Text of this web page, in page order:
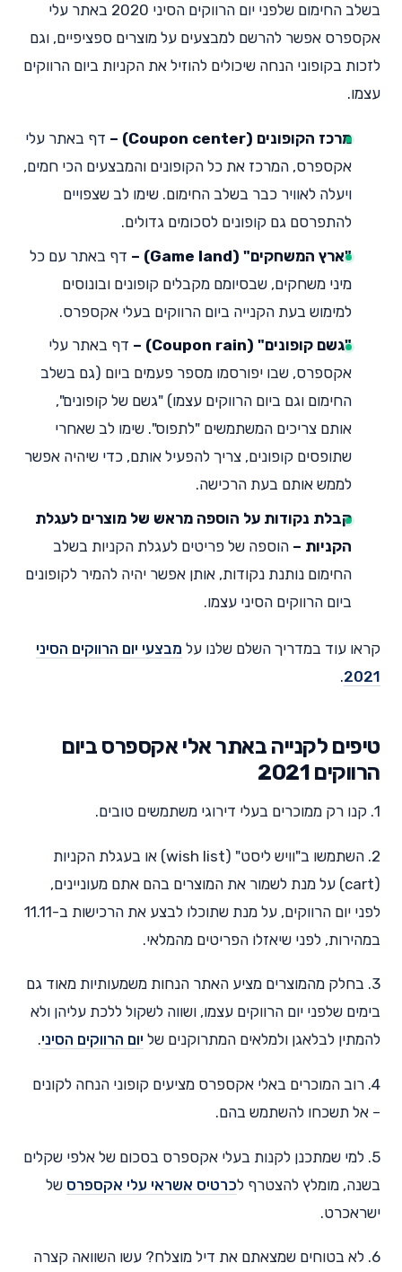
בשלב החימום שלפני יום הרווקים הסיני 2020 באתר עלי
אקספרס אפשר להרשם למבצעים על מוצרים ספציפיים, וגם
לזכות בקופוני הנחה שיכולים להוזיל את הקניות ביום הרווקים
עצמו.
מרכז הקופונים (Coupon center) –
דף באתר עלי
אקספרס, המרכז את כל הקופונים והמבצעים הכי חמים,
ויעלה לאוויר כבר בשלב החימום. שימו לב שצפויים
להתפרסם גם קופונים לסכומים גדולים.
"ארץ המשחקים" (Game land) –
דף באתר עם כל
מיני משחקים, שבסיומם מקבלים קופונים ובונוסים
למימוש בעת הקנייה ביום הרווקים בעלי אקספרס.
"גשם קופונים" (Coupon rain) –
דף באתר עלי
אקספרס, שבו יפורסמו מספר פעמים ביום (גם בשלב
החימום וגם ביום הרווקים עצמו) "גשם של קופונים",
אותם צריכים המשתמשים "לתפוס". שימו לב שאחרי
שתופסים קופונים, צריך להפעיל אותם, כדי שיהיה אפשר
לממש אותם בעת הרכישה.
קבלת נקודות על הוספה מראש של מוצרים לעגלת
הקניות – הוספה של פריטים לעגלת הקניות בשלב
החימום נותנת נקודות, אותן אפשר יהיה להמיר לקופונים
ביום הרווקים הסיני עצמו.
קראו עוד במדריך השלם שלנו על מבצעי יום הרווקים הסיני
2021
.
טיפים לקנייה באתר אלי אקספרס ביום
הרווקים 2021
1. קנו רק ממוכרים בעלי דירוגי משתמשים טובים.
2. השתמשו ב"וויש ליסט" (wish list) או בעגלת הקניות
(cart) על מנת לשמור את המוצרים בהם אתם מעוניינים,
לפני יום הרווקים, על מנת שתוכלו לבצע את הרכישות ב-11.11
במהירות, לפני שיאזלו הפריטים מהמלאי.
3. בחלק מהמוצרים מציע האתר הנחות משמעותיות מאוד גם
בימים שלפני יום הרווקים עצמו, ושווה לשקול ללכת עליהן ולא
להמתין לבלאגן ולמלאים המתרוקנים של יום הרווקים הסיני.
4. רוב המוכרים באלי אקספרס מציעים קופוני הנחה לקונים
– אל תשכחו להשתמש בהם.
5. למי שמתכנן לקנות בעלי אקספרס בסכום של אלפי שקלים
בשנה, מומלץ להצטרף לכרטיס אשראי עלי אקספרס של
ישראכרט.
6. לא בטוחים שמצאתם את דיל מוצלח? עשו השוואה קצרה